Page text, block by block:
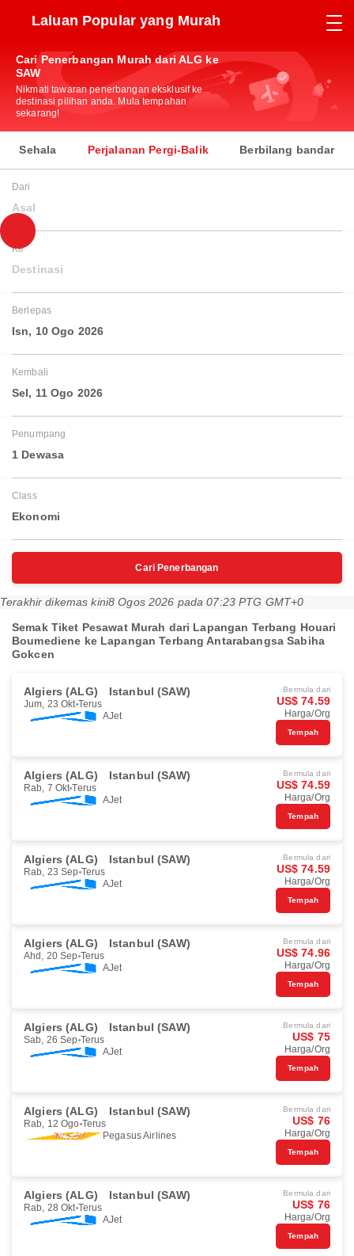
Laluan Popular yang Murah
Cari Penerbangan Murah dari ALG ke
SAW
Nikmati tawaran penerbangan eksklusif ke
destinasi pilihan anda. Mula tempahan
sekarang!
Sehala Perjalanan Pergi-Balik Berbilang bandar
Dari
Asal
Ke
Destinasi
Berlepas
Isn, 10 Ogo 2026
Kembali
Sel, 11 Ogo 2026
Penumpang
1 Dewasa
Class
Ekonomi
Cari Penerbangan
Terakhir dikemas kini8 Ogos 2026 pada 07:23 PTG GMT+0
Semak Tiket Pesawat Murah dari Lapangan Terbang Houari
Boumediene ke Lapangan Terbang Antarabangsa Sabiha
Gokcen
Algiers (ALG) Istanbul (SAW)
Jum, 23 Okt Terus
AJet
Bermula dari
US$ 74.59
Harga/Org
Tempah
Algiers (ALG) Istanbul (SAW)
Rab, 7 Okt Terus
AJet
Bermula dari
US$ 74.59
Harga/Org
Tempah
Algiers (ALG) Istanbul (SAW)
Rab, 23 Sep Terus
AJet
Bermula dari
US$ 74.59
Harga/Org
Tempah
Algiers (ALG) Istanbul (SAW)
Ahd, 20 Sep Terus
AJet
Bermula dari
US$ 74.96
Harga/Org
Tempah
Algiers (ALG) Istanbul (SAW)
Sab, 26 Sep Terus
AJet
Bermula dari
US$ 75
Harga/Org
Tempah
Algiers (ALG) Istanbul (SAW)
Rab, 12 Ogo Terus
Pegasus Airlines
Bermula dari
US$ 76
Harga/Org
Tempah
Algiers (ALG) Istanbul (SAW)
Rab, 28 Okt Terus
AJet
Bermula dari
US$ 76
Harga/Org
Tempah